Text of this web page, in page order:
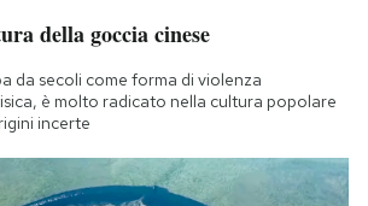
aiuto?
della goccia cinese
da secoli come forma di violenza
è molto radicato nella cultura popolare
incerte